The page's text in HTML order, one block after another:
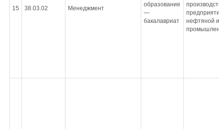
15 38.03.02 Менеджмент
образование
—
бакалавриат
нефтяной